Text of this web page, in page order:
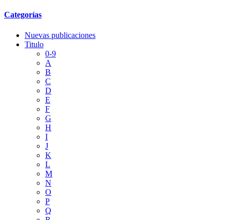
Categorías
Nuevas publicaciones
Titulo
0-9
A
B
C
D
E
F
G
H
I
J
K
L
M
N
O
P
Q